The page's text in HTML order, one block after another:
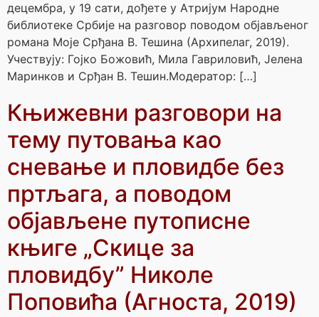
децембра, у 19 сати, дођете у Атријум Народне
библиотеке Србије на разговор поводом објављеног
романа Моје Срђана В. Тешина (Архипелаг, 2019).
Учествују: Гојко Божовић, Мила Гавриловић, Јелена
Маринков и Срђан В. Тешин.Модератор: […]
Књижевни разговори на
тему путовања као
сневање и пловидбе без
пртљага, а поводом
објављене путописне
књиге „Скице за
пловидбу” Николе
Поповића (Агноста, 2019)